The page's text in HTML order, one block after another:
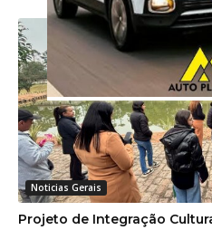
Noticias Gerais
Projeto de Integração